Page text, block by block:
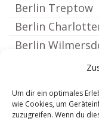
Um dir ein optimales
wie Cookies, um
zuzugreifen. Wenn du
Berlin Treptow
Berlin
Berlin
Berlin Halensee
Berlin